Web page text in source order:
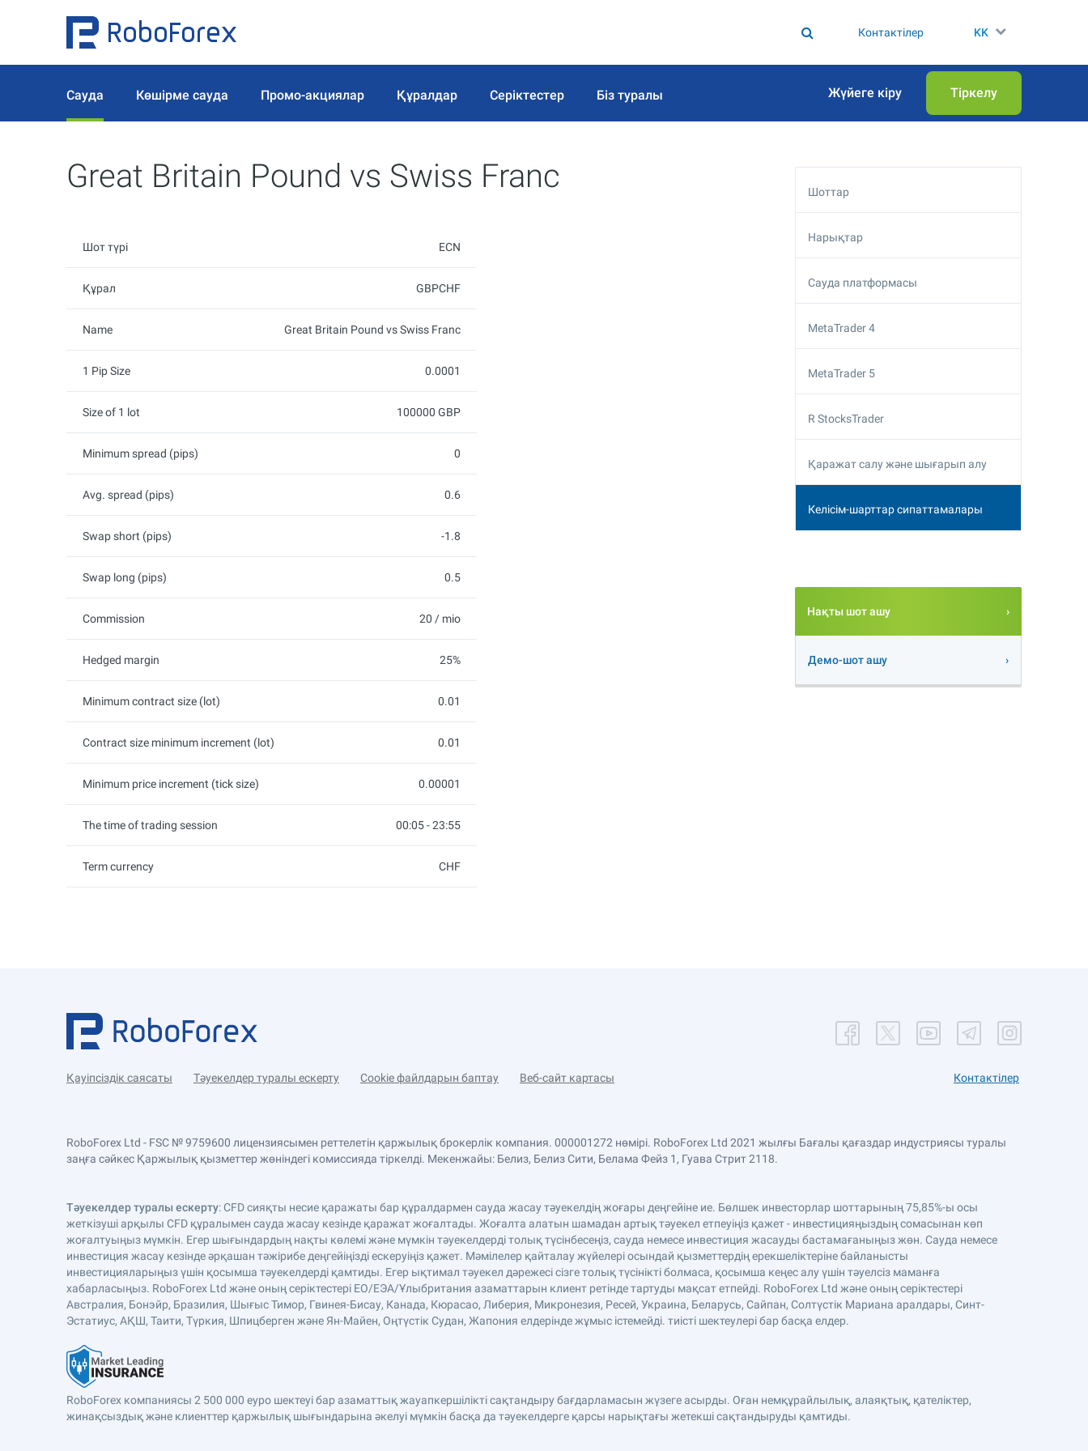
Контактілер KK
Сауда Көшірме сауда Промо-акциялар Құралдар Серіктестер Біз туралы Жүйеге кіру Тіркелу
Great Britain Pound vs Swiss Franc
Шот түрі ECN
Құрал GBPCHF
Name Great Britain Pound vs Swiss Franc
1 Pip Size 0.0001
Size of 1 lot 100000 GBP
Minimum spread (pips) 0
Avg. spread (pips) 0.6
Swap short (pips) -1.8
Swap long (pips) 0.5
Commission 20 / mio
Hedged margin 25%
Minimum contract size (lot) 0.01
Contract size minimum increment (lot) 0.01
Minimum price increment (tick size) 0.00001
The time of trading session 00:05 - 23:55
Term currency CHF
Шоттар
Нарықтар
Сауда платформасы
MetaTrader 4
MetaTrader 5
R StocksTrader
Қаражат салу және шығарып алу
Келісім-шарттар сипаттамалары
Нақты шот ашу
Демо-шот ашу
Қауіпсіздік саясаты Тәуекелдер туралы ескерту Cookie файлдарын баптау Веб-сайт картасы Контактілер
RoboForex Ltd - FSC № 9759600 лицензиясымен реттелетін қаржылық брокерлік компания. 000001272 нөмірі. RoboForex Ltd 2021 жылғы Бағалы қағаздар индустриясы туралы
заңға сәйкес Қаржылық қызметтер жөніндегі комиссияда тіркелді. Мекенжайы: Белиз, Белиз Сити, Белама Фейз 1, Гуава Стрит 2118.
Тәуекелдер туралы ескерту: CFD сияқты несие қаражаты бар құралдармен сауда жасау тәуекелдің жоғары деңгейіне ие. Бөлшек инвесторлар шоттарының 75,85%-ы осы
жеткізуші арқылы CFD құралымен сауда жасау кезінде қаражат жоғалтады. Жоғалта алатын шамадан артық тәуекел етпеуіңіз қажет - инвестицияңыздың сомасынан көп
жоғалтуыңыз мүмкін. Егер шығындардың нақты көлемі және мүмкін тәуекелдерді толық түсінбесеңіз, сауда немесе инвестиция жасауды бастамағаныңыз жөн. Сауда немесе
инвестиция жасау кезінде әрқашан тәжірибе деңгейіңізді ескеруіңіз қажет. Мәмілелер қайталау жүйелері осындай қызметтердің ерекшеліктеріне байланысты
инвестицияларыңыз үшін қосымша тәуекелдерді қамтиды. Егер ықтимал тәуекел дәрежесі сізге толық түсінікті болмаса, қосымша кеңес алу үшін тәуелсіз маманға
хабарласыңыз. RoboForex Ltd және оның серіктестері ЕО/ЕЭА/Ұлыбритания азаматтарын клиент ретінде тартуды мақсат етпейді. RoboForex Ltd және оның серіктестері
Австралия, Бонэйр, Бразилия, Шығыс Тимор, Гвинея-Бисау, Канада, Кюрасао, Либерия, Микронезия, Ресей, Украина, Беларусь, Сайпан, Солтүстік Мариана аралдары, Синт-
Эстатиус, АҚШ, Таити, Түркия, Шпицберген және Ян-Майен, Оңтүстік Судан, Жапония елдерінде жұмыс істемейді. тиісті шектеулері бар басқа елдер.
RoboForex компаниясы 2 500 000 еуро шектеуі бар азаматтық жауапкершілікті сақтандыру бағдарламасын жүзеге асырды. Оған немқұрайлылық, алаяқтық, қателіктер,
жинақсыздық және клиенттер қаржылық шығындарына әкелуі мүмкін басқа да тәуекелдерге қарсы нарықтағы жетекші сақтандыруды қамтиды.